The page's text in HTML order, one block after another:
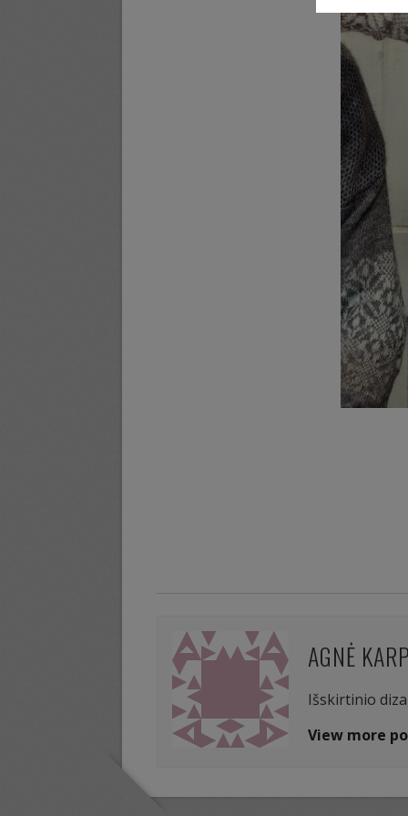
AGNĖ
Išskirtinio
View more